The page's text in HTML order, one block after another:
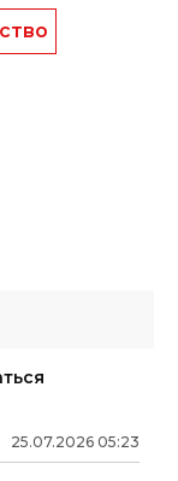
25.07.2026 05:23